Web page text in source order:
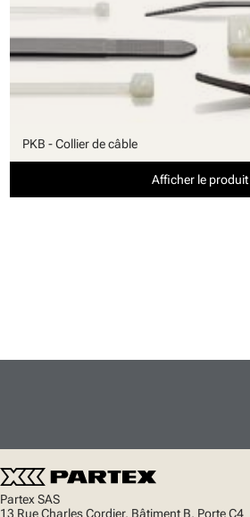
PKB - Collier de câble
Afficher le produit
Partex SAS
13 Rue Charles Cordier, Bâtiment B, Porte C4